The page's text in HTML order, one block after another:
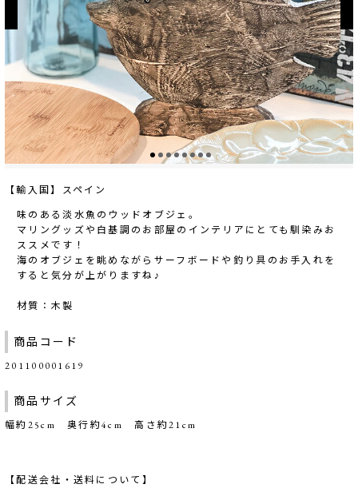
【輸入国】スペイン
味のある淡水魚のウッドオブジェ。
マリングッズや白基調のお部屋のインテリアにとても馴染みお
ススメです！
海のオブジェを眺めながらサーフボードや釣り具のお手入れを
すると気分が上がりますね♪
材質：木製
商品コード
201100001619
商品サイズ
幅約25cm 奥行約4cm 高さ約21cm
【配送会社・送料について】